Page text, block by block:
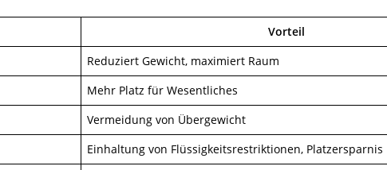
Vorteil
Reduziert Gewicht, maximiert Raum
Mehr Platz für Wesentliches
Vermeidung von Übergewicht
Einhaltung von Flüssigkeitsrestriktionen, Platzersparnis